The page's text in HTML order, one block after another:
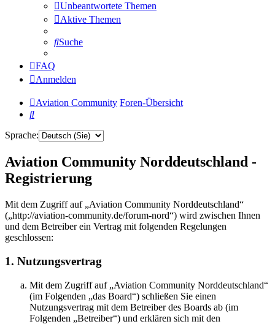
Unbeantwortete Themen
Aktive Themen
Suche
FAQ
Anmelden
Aviation Community Foren-Übersicht
Suche
Sprache:
Aviation Community Norddeutschland -
Registrierung
Mit dem Zugriff auf „Aviation Community Norddeutschland“
(„http://aviation-community.de/forum-nord“) wird zwischen Ihnen
und dem Betreiber ein Vertrag mit folgenden Regelungen
geschlossen:
1. Nutzungsvertrag
Mit dem Zugriff auf „Aviation Community Norddeutschland“
(im Folgenden „das Board“) schließen Sie einen
Nutzungsvertrag mit dem Betreiber des Boards ab (im
Folgenden „Betreiber“) und erklären sich mit den